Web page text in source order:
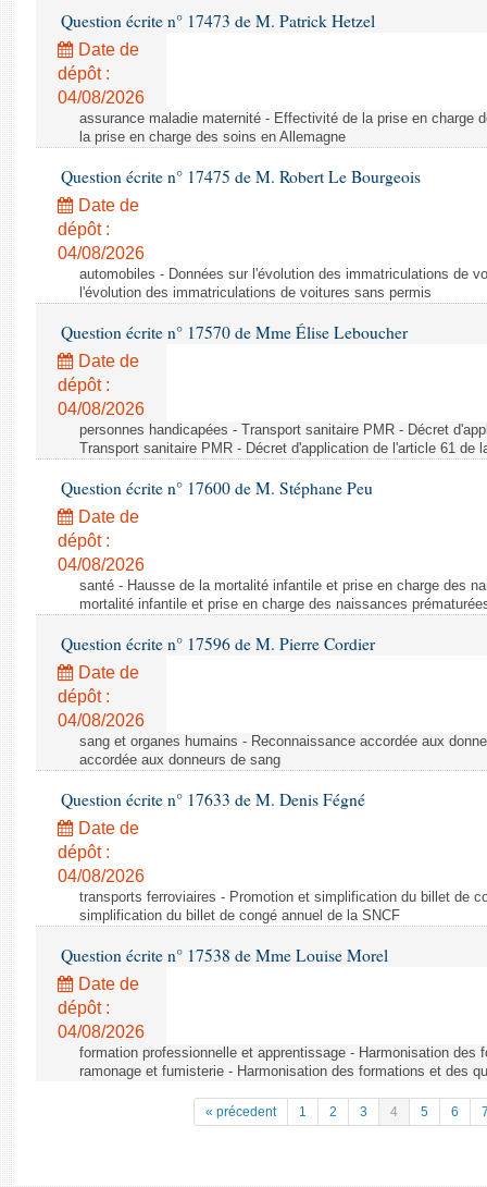
Question écrite n° 17473 de M. Patrick Hetzel
Date de
dépôt :
04/08/2026
assurance maladie maternité - Effectivité de la prise en charge
la prise en charge des soins en Allemagne
Question écrite n° 17475 de M. Robert Le Bourgeois
Date de
dépôt :
04/08/2026
automobiles - Données sur l'évolution des immatriculations de
l'évolution des immatriculations de voitures sans permis
Question écrite n° 17570 de Mme Élise Leboucher
Date de
dépôt :
04/08/2026
personnes handicapées - Transport sanitaire PMR - Décret
Transport sanitaire PMR - Décret d'application de l'article 61 de
Question écrite n° 17600 de M. Stéphane Peu
Date de
dépôt :
04/08/2026
santé - Hausse de la mortalité infantile et prise en charge des
mortalité infantile et prise en charge des naissances
Question écrite n° 17596 de M. Pierre Cordier
Date de
dépôt :
04/08/2026
sang et organes humains - Reconnaissance accordée aux
accordée aux donneurs de sang
Question écrite n° 17633 de M. Denis Fégné
Date de
dépôt :
04/08/2026
transports ferroviaires - Promotion et simplification du billet de
simplification du billet de congé annuel de la SNCF
Question écrite n° 17538 de Mme Louise Morel
Date de
dépôt :
04/08/2026
formation professionnelle et apprentissage - Harmonisation des
ramonage et fumisterie - Harmonisation des formations et des
« précedent 1 2 3 4 5 6